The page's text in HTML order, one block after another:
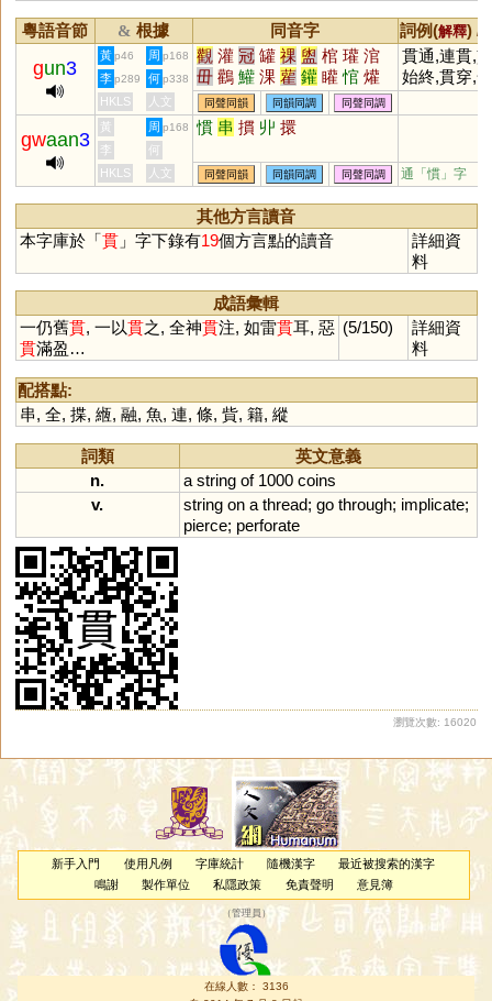
粵語音節 & 根據 同音字 詞例(解釋) /
gun3
黃 p46 周 p168 觀 灌 冠 罐 祼 盥 棺 瓘 涫
毌 鸛 鱹 淉 雚 鑵 矔 悺 爟
貫通,連貫,
始終,貫穿,
貫注
李 p289 何 p338
HKLS 人文 同聲同韻 同韻同調 同聲同調
gwaan3
黃 周 p168 慣 串 摜 丱 擐
李
何
HKLS
人文 同聲同韻 同韻同調 同聲同調 通「慣」字
其他方言讀音
本字庫於「貫」字下錄有19個方言點的讀音
詳細資
料
成語彙輯
一仍舊貫, 一以貫之, 全神貫注, 如雷貫耳, 惡
貫滿盈…
(5/150)
詳細資
料
配搭點:
串, 全, 揲, 緪, 融, 魚, 連, 條, 貲, 籍, 縱
詞類
英文意義
n.
a string of 1000 coins
v.
string on a thread; go through; implicate;
pierce; perforate
瀏覽次數: 16020
新手入門 使用凡例 字庫統計 隨機漢字
最近被搜索的漢字
鳴謝
製作單位 私隱政策 免責聲明 意見簿
（管理員 ）
在線人數： 3136